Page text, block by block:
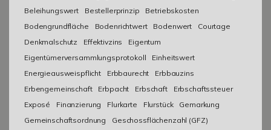
Beleihungswert
Bestellerprinzip
Betriebskosten
Bodengrundfläche
Bodenrichtwert Bodenwert
Courtage
Denkmalschutz
Effektivzins
Eigentum
Eigentümerversammlungsprotokoll
Einheitswert
Energieausweispflicht
Erbbaurecht
Erbbauzins
Erbengemeinschaft
Erbpacht Erbschaft
Erbschaftssteuer
Exposé
Finanzierung Flurkarte Flurstück
Gemarkung
Gemeinschaftsordnung
Geschossflächenzahl (GFZ)